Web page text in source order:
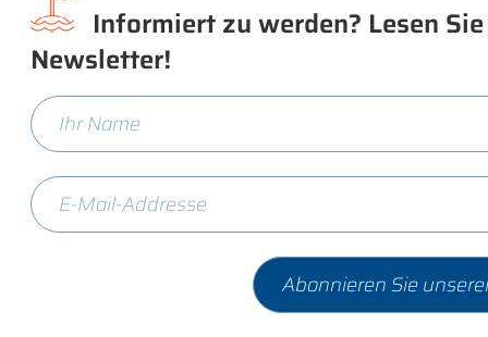
Informiert zu werden? Lesen
Newsletter!